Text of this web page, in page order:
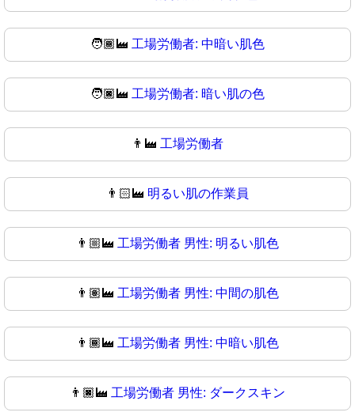
🧑🏾‍🏭 工場労働者: 中暗い肌色
🧑🏿‍🏭 工場労働者: 暗い肌の色
👨‍🏭 工場労働者
👨🏻‍🏭 明るい肌の作業員
👨🏼‍🏭 工場労働者 男性: 明るい肌色
👨🏽‍🏭 工場労働者 男性: 中間の肌色
👨🏾‍🏭 工場労働者 男性: 中暗い肌色
👨🏿‍🏭 工場労働者 男性: ダークスキン